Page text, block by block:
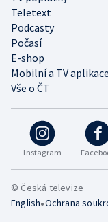
Instagram
Teletext
Podcasty
Počasí
E-shop
Mobilní a TV aplikace
Vše o ČT
© Česká televize
English•Ochrana